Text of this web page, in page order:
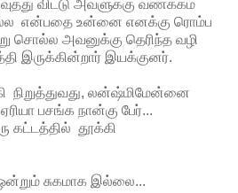
விட்டு அவளுக்கு வணக்கம்
என்பதை உன்னை எனக்கு ரொம்ப
சொல்ல அவனுக்கு தெரிந்த வழி
இருக்கின்றார் இயக்குனர்.
நிறுத்துவது, லன்ஷ்மிமேன்னை
பசங்க நான்கு பேர்...
தூக்கி
சுகமாக இல்லை...